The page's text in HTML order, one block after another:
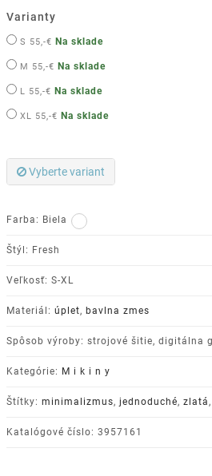
Varianty
S 55,-€ Na sklade
M 55,-€ Na sklade
L 55,-€ Na sklade
XL 55,-€ Na sklade
Vyberte variant
Farba: Biela
Štýl: Fresh
Veľkosť: S-XL
Materiál: úplet, bavlna zmes
Spôsob výroby: strojové šitie, digitálna
Kategórie: M i k i n y
Štítky: minimalizmus, jednoduché, zlatá,
Katalógové číslo: 3957161